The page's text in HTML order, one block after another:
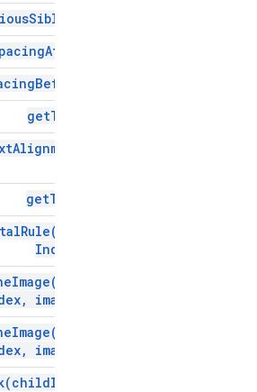
Sibling(
After(
Before(
getText(
Alignment(
getType(
Rule(
Index)
Image(
, image)
Image(
, image)
childIndex)